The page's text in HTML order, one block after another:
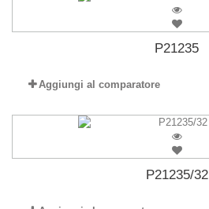
P21235
Aggiungi al comparatore
P21235/32